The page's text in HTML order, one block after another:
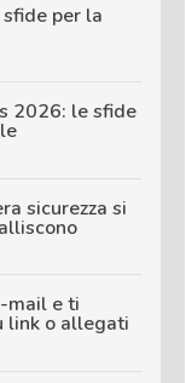
per la
2026: le sfide
sicurezza si
mail e ti
link o allegati